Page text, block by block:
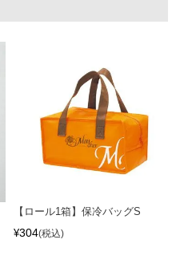
【ロール1箱】保冷バッグS
¥304 税込